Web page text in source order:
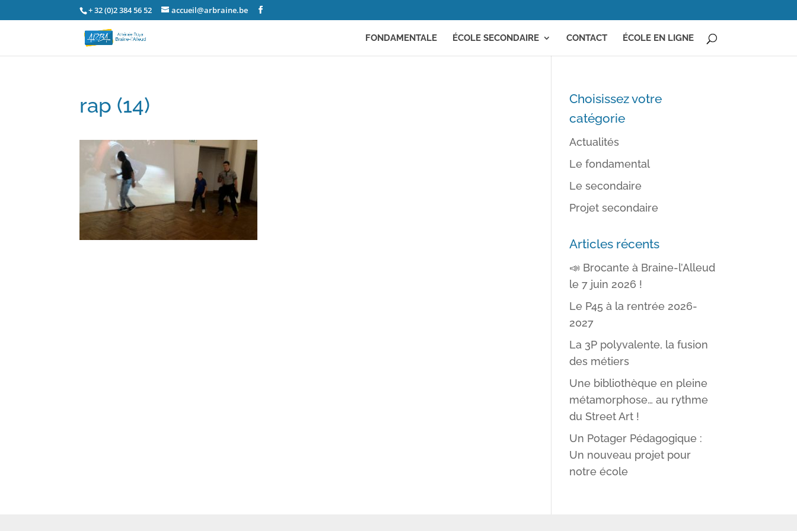
+ 32 (0)2 384 56 52 accueil@arbraine.be
FONDAMENTALE ÉCOLE SECONDAIRE CONTACT ÉCOLE EN LIGNE
rap (14)
Choisissez votre
catégorie
Actualités
Le fondamental
Le secondaire
Projet secondaire
Articles récents
📣 Brocante à Braine-l’Alleud
le 7 juin 2026 !
Le P45 à la rentrée 2026-
2027
La 3P polyvalente, la fusion
des métiers
Une bibliothèque en pleine
métamorphose… au rythme
du Street Art !
Un Potager Pédagogique :
Un nouveau projet pour
notre école